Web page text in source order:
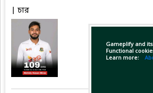
Gameplify and
Functional
Learn more:
| চার